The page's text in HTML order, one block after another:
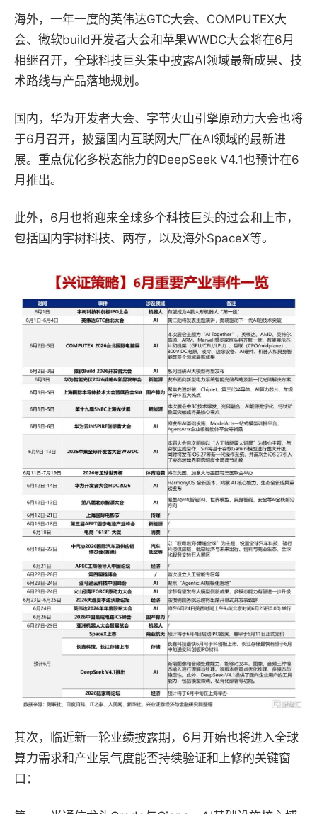
海外， 一年一度的英伟达GTC大会、COMPUTEX大
会、微软build开发者大会和苹果WWDC大会将在6月
相继召开，全球科技巨头集中披露AI领域最新成果、技
术路线与产品落地规划。
国内， 华为开发者大会、字节火山引擎原动力大会也将
于6月召开，披露国内互联网大厂在AI领域的最新进
展。重点优化多模态能力的DeepSeek V4.1也预计在6
月推出。
此外， 6月也将迎来全球多个科技巨头的过会和上市，
包括国内宇树科技、两存，以及海外SpaceX等。
其次，临近新一轮业绩披露期，6月开始也将进入全球
算力需求和产业景气度能否持续验证和上修的关键窗
口：